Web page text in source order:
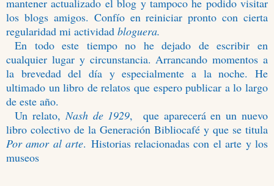
los blogs amigos. Confío en reiniciar pronto con cierta
regularidad mi actividad bloguera.
En todo este tiempo no he dejado de escribir en
cualquier lugar y circunstancia. Arrancando momentos a
la brevedad del día y especialmente a la noche. He
ultimado un libro de relatos que espero publicar a lo largo
de este año.
Un relato, Nash de 1929, que aparecerá en un nuevo
libro colectivo de la Generación Bibliocafé y que se titula
Por amor al arte. Historias relacionadas con el arte y los
museos